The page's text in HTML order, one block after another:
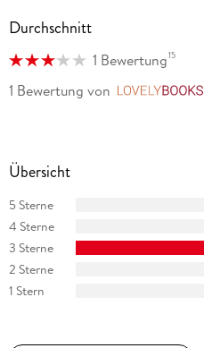
Durchschnitt
1 Bewertung15
1 Bewertung von
Übersicht
5 Sterne
4 Sterne
3 Sterne
2 Sterne
1 Stern